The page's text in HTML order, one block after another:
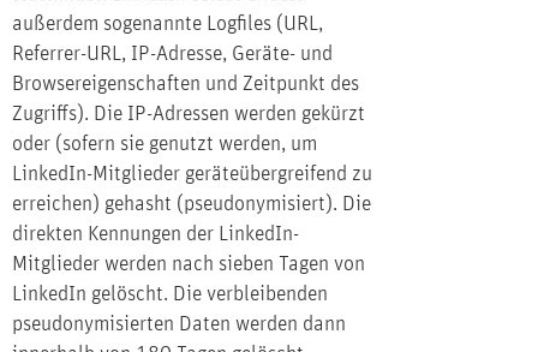
außerdem sogenannte Logfiles (URL,
Referrer-URL, IP-Adresse, Geräte- und
Browsereigenschaften und Zeitpunkt des
Zugriffs). Die IP-Adressen werden gekürzt
oder (sofern sie genutzt werden, um
LinkedIn-Mitglieder geräteübergreifend zu
erreichen) gehasht (pseudonymisiert). Die
direkten Kennungen der LinkedIn-
Mitglieder werden nach sieben Tagen von
LinkedIn gelöscht. Die verbleibenden
pseudonymisierten Daten werden dann